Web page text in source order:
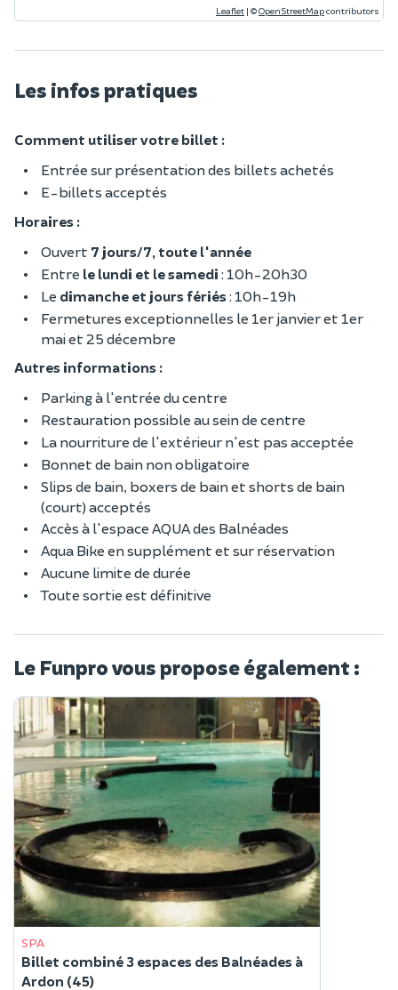
Leaflet | ©OpenStreetMapcontributors
Les infos pratiques
Comment utiliser votre billet :
Entrée sur présentation des billets achetés
E-billets acceptés
Horaires :
Ouvert 7 jours/7, toute l'année
Entre le lundi et le samedi : 10h-20h30
Le dimanche et jours fériés: 10h-19h
Fermetures exceptionnelles le 1er janvier et 1er
mai et 25 décembre
Autres informations :
Parking à l'entrée du centre
Restauration possible au sein de centre
La nourriture de l'extérieur n'est pas acceptée
Bonnet de bain non obligatoire
Slips de bain, boxers de bain et shorts de bain
(court) acceptés
Accès à l'espace AQUA des Balnéades
Aqua Bike en supplément et sur réservation
Aucune limite de durée
Toute sortie est définitive
Le Funpro vous propose également :
SPA
Billet combiné 3 espaces des Balnéades à
Ardon (45)